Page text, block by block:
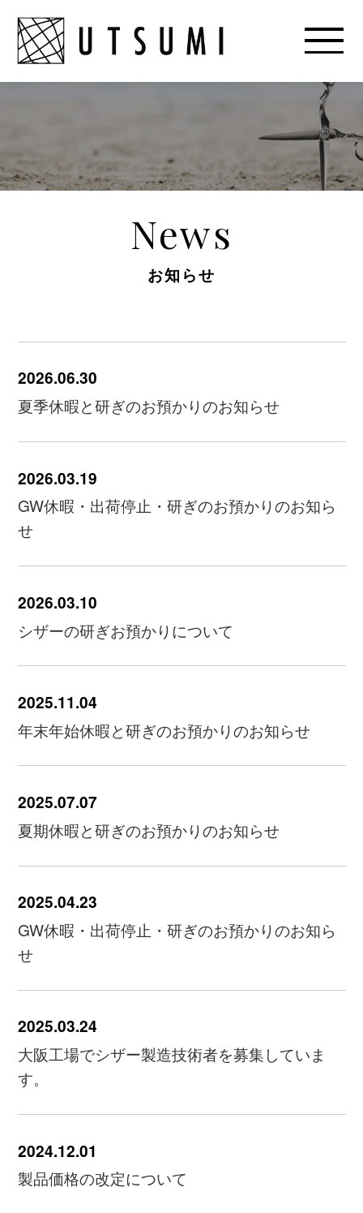
News
お知らせ
2026.06.30
夏季休暇と研ぎのお預かりのお知らせ
2026.03.19
GW休暇・出荷停止・研ぎのお預かりのお知ら
せ
2026.03.10
シザーの研ぎお預かりについて
2025.11.04
年末年始休暇と研ぎのお預かりのお知らせ
2025.07.07
夏期休暇と研ぎのお預かりのお知らせ
2025.04.23
GW休暇・出荷停止・研ぎのお預かりのお知ら
せ
2025.03.24
大阪工場でシザー製造技術者を募集していま
す。
2024.12.01
製品価格の改定について